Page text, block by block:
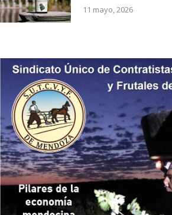
11 mayo, 2026